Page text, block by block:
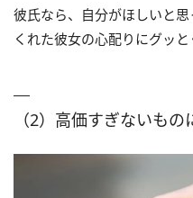
彼氏なら、自分がほしいと
くれた彼女の心配りにグッと
（2）高価すぎないもの